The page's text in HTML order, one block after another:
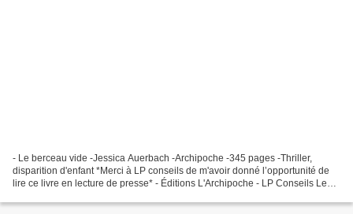
- Le berceau vide -Jessica Auerbach -Archipoche -345 pages -Thriller,
disparition d'enfant *Merci à LP conseils de m'avoir donné l’opportunité de
lire ce livre en lecture de presse* - Éditions L'Archipoche - LP Conseils Le